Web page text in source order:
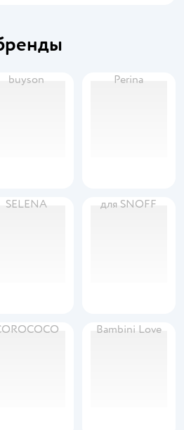
buyson Perina
SELENA для SNOFF
Bambini Love